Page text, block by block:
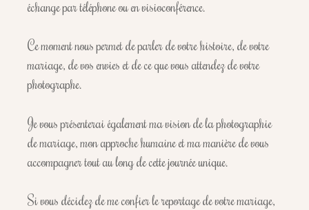
échange par téléphone ou en visioconférence.
Ce moment nous permet de parler de votre histoire, de votre
mariage, de vos envies et de ce que vous attendez de votre
photographe.
Je vous présenterai également ma vision de la photographie
de mariage, mon approche humaine et ma manière de vous
accompagner tout au long de cette journée unique.
Si vous décidez de me confier le reportage de votre mariage,